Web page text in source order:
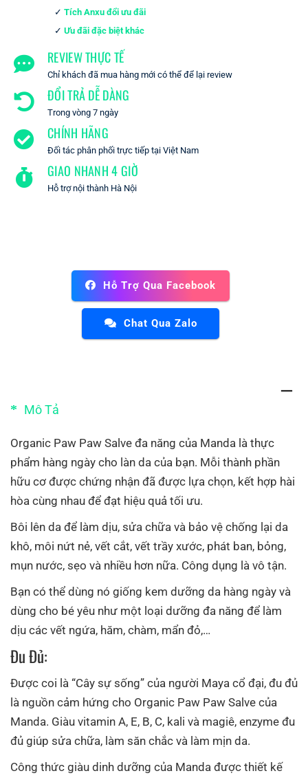
Tích Anxu đổi ưu đãi
Ưu đãi đặc biệt khác
REVIEW THỰC TẾ
Chỉ khách đã mua hàng mới có thể để lại review
ĐỔI TRẢ DỄ DÀNG
Trong vòng 7 ngày
CHÍNH HÃNG
Đối tác phân phối trực tiếp tại Việt Nam
GIAO NHANH 4 GIỜ
Hỗ trợ nội thành Hà Nội
Hỗ Trợ Qua Facebook
Chat Qua Zalo
Mô Tả
Organic Paw Paw Salve đa năng của Manda là thực
phẩm hàng ngày cho làn da của bạn. Mỗi thành phần
hữu cơ được chứng nhận đã được lựa chọn, kết hợp hài
hòa cùng nhau để đạt hiệu quả tối ưu.
Bôi lên da để làm dịu, sửa chữa và bảo vệ chống lại da
khô, môi nứt nẻ, vết cắt, vết trầy xước, phát ban, bỏng,
mụn nước, sẹo và nhiều hơn nữa. Công dụng là vô tận.
Bạn có thể dùng nó giống kem dưỡng da hàng ngày và
dùng cho bé yêu như một loại dưỡng đa năng để làm
dịu các vết ngứa, hăm, chàm, mẩn đỏ,…
Đu Đủ:
Được coi là “Cây sự sống” của người Maya cổ đại, đu đủ
là nguồn cảm hứng cho Organic Paw Paw Salve của
Manda. Giàu vitamin A, E, B, C, kali và magiê, enzyme đu
đủ giúp sửa chữa, làm săn chắc và làm mịn da.
Công thức giàu dinh dưỡng của Manda được thiết kế